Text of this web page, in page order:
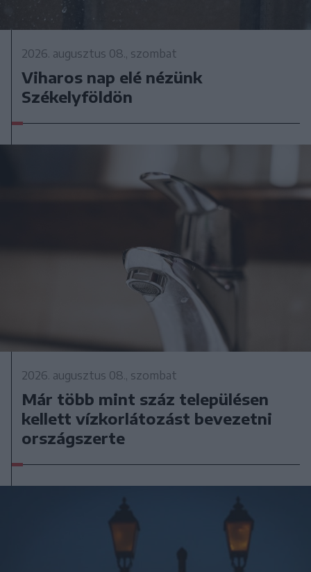
2026. augusztus 08., szombat
Viharos nap elé nézünk
Székelyföldön
2026. augusztus 08., szombat
Már több mint száz településen
kellett vízkorlátozást bevezetni
országszerte